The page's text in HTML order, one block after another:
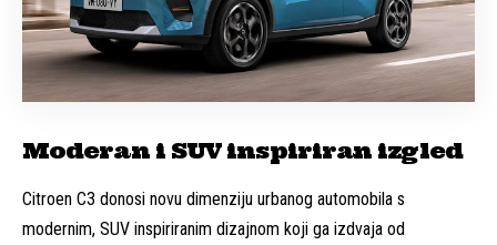
Moderan i SUV inspiriran izgled
Citroen C3 donosi novu dimenziju urbanog automobila s
modernim, SUV inspiriranim dizajnom koji ga izdvaja od